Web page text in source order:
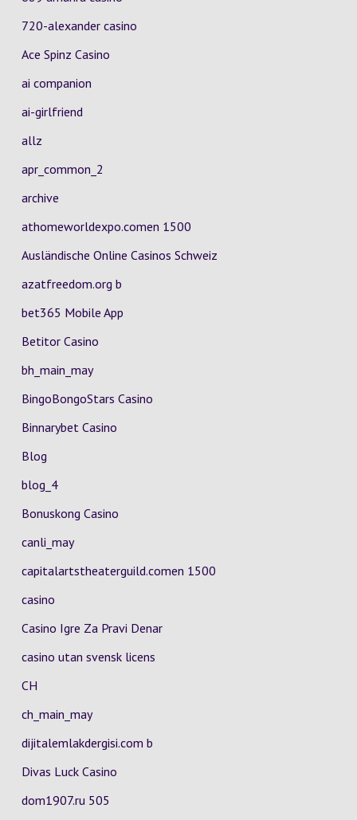
720-alexander casino
Ace Spinz Casino
ai companion
ai-girlfriend
allz
apr_common_2
archive
athomeworldexpo.comen 1500
Ausländische Online Casinos Schweiz
azatfreedom.org b
bet365 Mobile App
Betitor Casino
bh_main_may
BingoBongoStars Casino
Binnarybet Casino
Blog
blog_4
Bonuskong Casino
canli_may
capitalartstheaterguild.comen 1500
casino
Casino Igre Za Pravi Denar
casino utan svensk licens
CH
ch_main_may
dijitalemlakdergisi.com b
Divas Luck Casino
dom1907.ru 505